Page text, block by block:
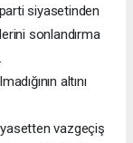
siyasetinden
sonlandırma
altını
vazgeçiş